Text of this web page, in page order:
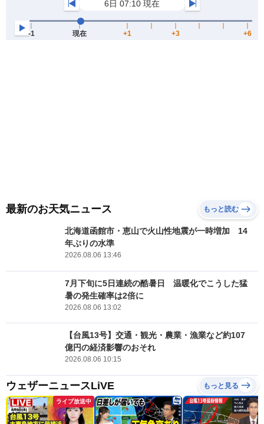
最新のお天気ニュース もっと読む
北海道函館市・恵山で火山性地震が一時増加 14
年ぶりの水準
2026.08.06 13:46
7月下旬に5日連続の酷暑日 温暖化でこうした猛
暑の発生確率は2倍に
2026.08.06 13:02
【台風13号】交通・観光・農業・漁業など約107
億円の経済影響のおそれ
2026.08.06 10:15
ウェザーニュースLiVE もっと見る
ライブ放送中